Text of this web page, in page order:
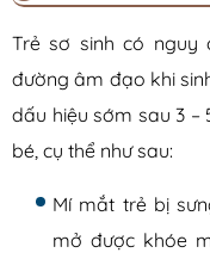
Trẻ sơ sinh có nguy
đường âm đạo khi
dấu hiệu sớm sau 3
bé, cụ thể như sau:
Mí mắt trẻ bị
mở được khóe